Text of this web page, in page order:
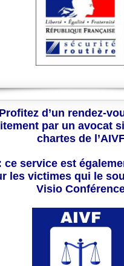
Profitez d’un rendez-
par un avocat
chartes de
ce service est
les victimes qui le
Visio